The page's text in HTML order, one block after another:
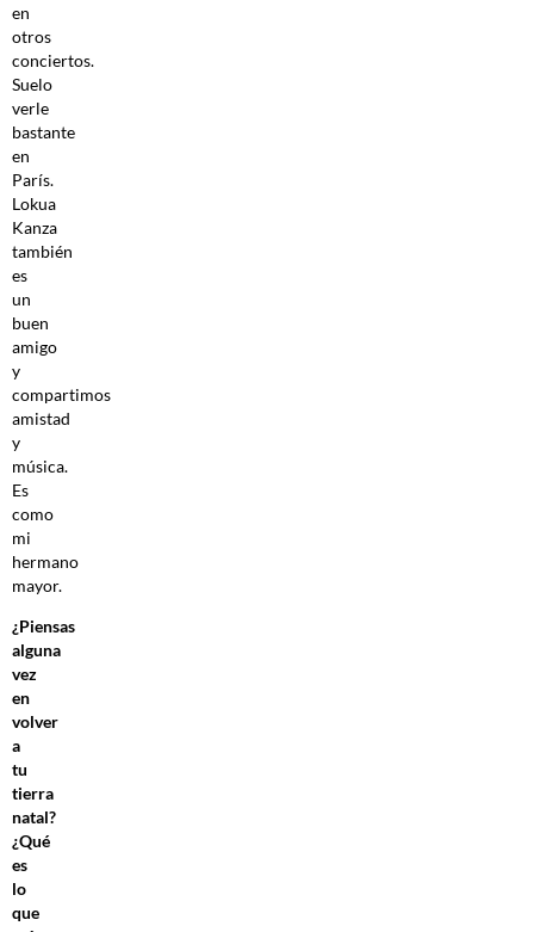
en
otros
conciertos.
Suelo
verle
bastante
en
París.
Lokua
Kanza
también
es
un
buen
amigo
y
compartimos
amistad
y
música.
Es
como
mi
hermano
mayor.
¿Piensas
alguna
vez
en
volver
a
tu
tierra
natal?
¿Qué
es
lo
que